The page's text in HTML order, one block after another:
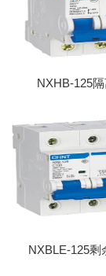
NXHB-125
NXBLE-125剩